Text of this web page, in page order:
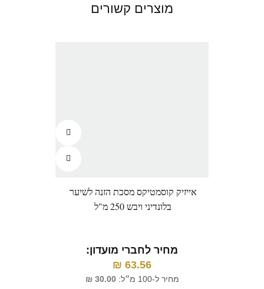
מוצרים קשורים
אייזיק קוסמטיקס מסכת הזנה לשיער
בלונדיני ויבש 250 מ"ל
מחיר לחברי מועדון:
63.56
₪
מחיר ל-100 מ״ל: 30.00
₪